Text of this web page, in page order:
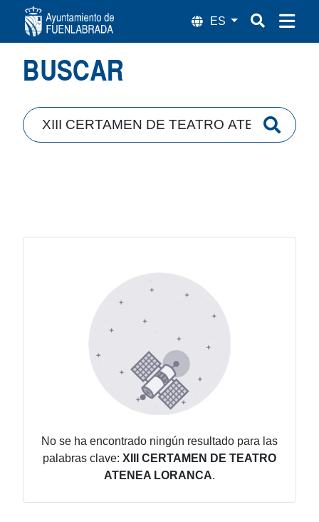
Búsqueda
BUSCAR
No se ha encontrado ningún resultado para las
palabras clave: XIII CERTAMEN DE TEATRO
ATENEA LORANCA.